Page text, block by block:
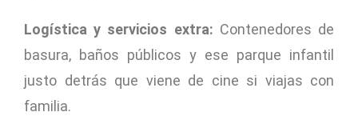
Logística y servicios extra: Contenedores de
basura, baños públicos y ese parque infantil
justo detrás que viene de cine si viajas con
familia.